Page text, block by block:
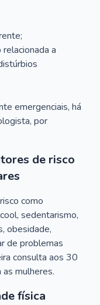
a
emergenciais, há
por
de risco
como
sedentarismo,
obesidade,
de problemas
consulta aos 30
mulheres.
física